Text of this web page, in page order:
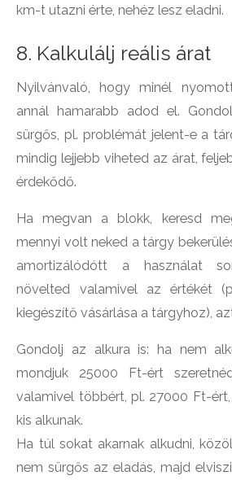
km-t utazni érte, nehéz lesz eladni.
8. Kalkulálj reális árat
Nyilvánvaló, hogy minél
annál hamarabb adod el.
sürgős, pl. problémát jelent-e a
mindig lejjebb viheted az árat,
érdekődő.
Ha megvan a blokk, keresd
mennyi volt neked a tárgy
amortizálódótt a használat
növelted valamivel az értékét
kiegészítő vásárlása a tárgyhoz),
Gondolj az alkura is: ha nem
mondjuk 25000 Ft-ért
valamivel többért, pl. 27000 Ft-
kis alkunak.
Ha túl sokat akarnak alkudni,
nem sürgős az eladás, majd